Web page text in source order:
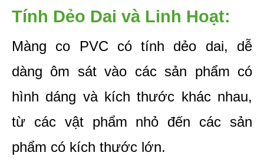
Tính Dẻo Dai và Linh Hoạt:
Màng co PVC có tính dẻo dai, dễ
dàng ôm sát vào các sản phẩm có
hình dáng và kích thước khác nhau,
từ các vật phẩm nhỏ đến các sản
phẩm có kích thước lớn.